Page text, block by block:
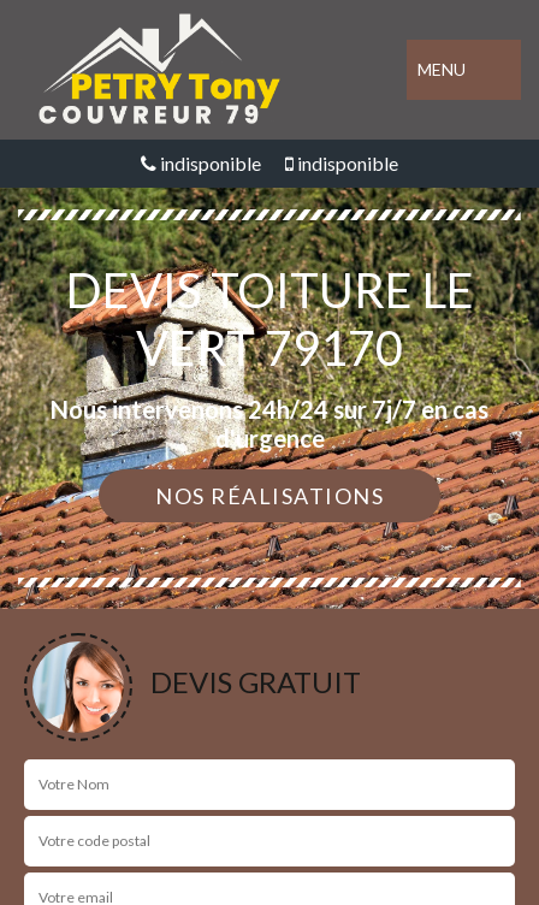
MENU
indisponible indisponible
DEVIS TOITURE LE
VERT 79170
Nous intervenons 24h/24 sur 7j/7 en cas
d'urgence
NOS RÉALISATIONS
DEVIS GRATUIT